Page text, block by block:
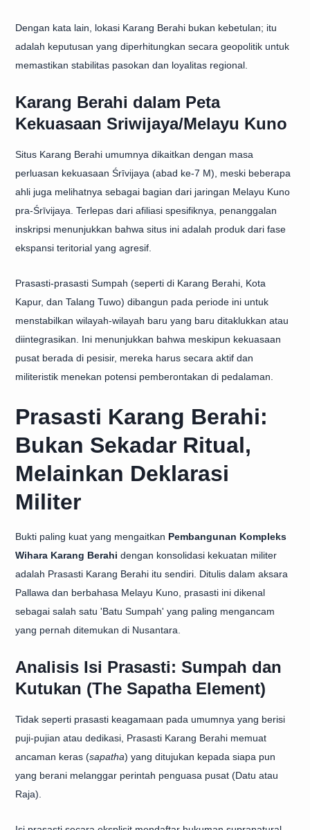
Dengan kata lain, lokasi Karang Berahi bukan kebetulan; itu
adalah keputusan yang diperhitungkan secara geopolitik untuk
memastikan stabilitas pasokan dan loyalitas regional.
Karang Berahi dalam Peta
Kekuasaan Sriwijaya/Melayu Kuno
Situs Karang Berahi umumnya dikaitkan dengan masa
perluasan kekuasaan Śrīvijaya (abad ke-7 M), meski beberapa
ahli juga melihatnya sebagai bagian dari jaringan Melayu Kuno
pra-Śrīvijaya. Terlepas dari afiliasi spesifiknya, penanggalan
inskripsi menunjukkan bahwa situs ini adalah produk dari fase
ekspansi teritorial yang agresif.
Prasasti-prasasti Sumpah (seperti di Karang Berahi, Kota
Kapur, dan Talang Tuwo) dibangun pada periode ini untuk
menstabilkan wilayah-wilayah baru yang baru ditaklukkan atau
diintegrasikan. Ini menunjukkan bahwa meskipun kekuasaan
pusat berada di pesisir, mereka harus secara aktif dan
militeristik menekan potensi pemberontakan di pedalaman.
Prasasti Karang Berahi:
Bukan Sekadar Ritual,
Melainkan Deklarasi
Militer
Bukti paling kuat yang mengaitkan Pembangunan Kompleks
Wihara Karang Berahi dengan konsolidasi kekuatan militer
adalah Prasasti Karang Berahi itu sendiri. Ditulis dalam aksara
Pallawa dan berbahasa Melayu Kuno, prasasti ini dikenal
sebagai salah satu 'Batu Sumpah' yang paling mengancam
yang pernah ditemukan di Nusantara.
Analisis Isi Prasasti: Sumpah dan
Kutukan (The Sapatha Element)
Tidak seperti prasasti keagamaan pada umumnya yang berisi
puji-pujian atau dedikasi, Prasasti Karang Berahi memuat
ancaman keras (sapatha) yang ditujukan kepada siapa pun
yang berani melanggar perintah penguasa pusat (Datu atau
Raja).